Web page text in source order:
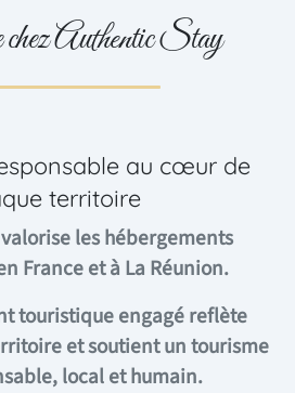
Authentic Stay
au cœur de
territoire
les hébergements
France et à La Réunion.
touristique engagé reflète
et soutient un tourisme
local et humain.